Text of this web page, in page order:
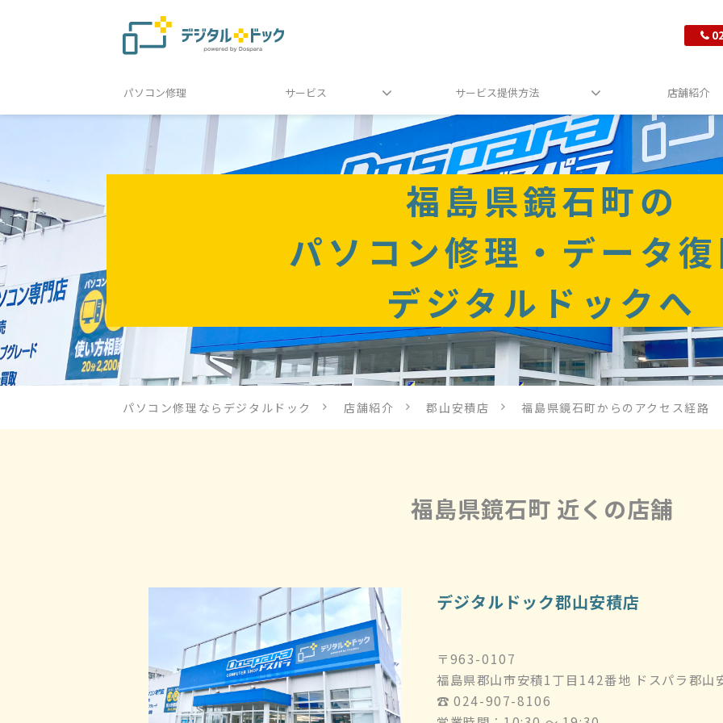
パソコン修理 サービス サービス提供方法 店舗紹介
福島県鏡石町の
パソコン修理・データ
デジタルドックへ
パソコン修理ならデジタルドック 店舗紹介 郡山安積店 福島県鏡石町からのアクセス経路
福島県鏡石町 近くの店舗
デジタルドック郡山安積店
〒963-0107
福島県郡山市安積1丁目142番地 ドスパラ郡山
☎︎ 024-907-8106